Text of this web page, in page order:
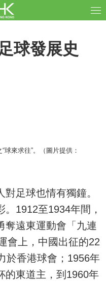
球發展史
來求往”。（圖片提供：
足球也情有獨鐘。
1912至1934年間，
奪遠東運動會「九連
會上，中國出征的22
於香港球會；1956年
的東道主，到1960年